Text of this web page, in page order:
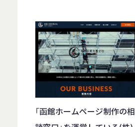
「函館ホームページ制作の相